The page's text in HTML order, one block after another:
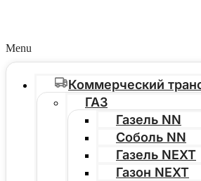
Menu
Коммерческий
ГАЗ
Газель NN
Соболь NN
Газель NEXT
Газон NEXT